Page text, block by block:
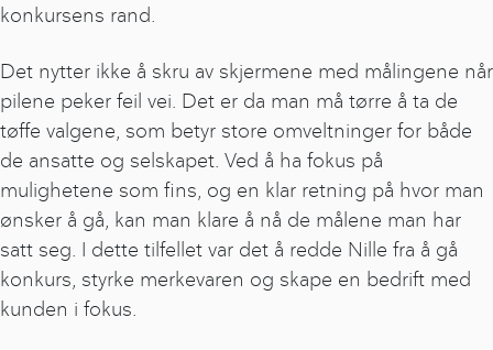
konkursens rand.
Det nytter ikke å skru av skjermene med målingene når
pilene peker feil vei. Det er da man må tørre å ta de
tøffe valgene, som betyr store omveltninger for både
de ansatte og selskapet. Ved å ha fokus på
mulighetene som fins, og en klar retning på hvor man
ønsker å gå, kan man klare å nå de målene man har
satt seg. I dette tilfellet var det å redde Nille fra å gå
konkurs, styrke merkevaren og skape en bedrift med
kunden i fokus.